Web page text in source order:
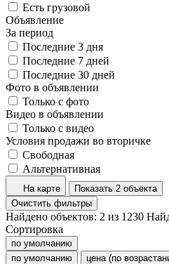
Есть грузовой
Объявление
За период
Последние 3 дня
Последние 7 дней
Последние 30 дней
Фото в объявлении
Только с фото
Видео в объявлении
Только с видео
Условия продажи во вторичке
Свободная
Альтернативная
На карте
Показать 2 объекта
Очистить фильтры
Найдено объектов: 2 из 1230
Сортировка
по умолчанию
по умолчанию
цена (по